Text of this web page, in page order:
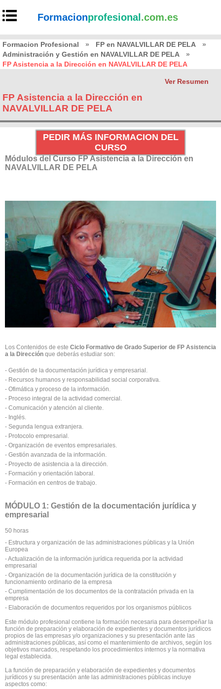
Formacionprofesional .com.es
Formacion Profesional » FP en NAVALVILLAR DE PELA
»
Administración y Gestión en NAVALVILLAR DE PELA
»
FP Asistencia a la Dirección en NAVALVILLAR DE PELA
Ver Resumen
FP Asistencia a la Dirección en
NAVALVILLAR DE PELA
PEDIR MÁS INFORMACION DEL
CURSO
Módulos del Curso FP Asistencia a la Dirección en
NAVALVILLAR DE PELA
Los Contenidos de este Ciclo Formativo de Grado Superior de FP Asistencia
a la Dirección que deberás estudiar son:
- Gestión de la documentación jurídica y empresarial.
- Recursos humanos y responsabilidad social corporativa.
- Ofimática y proceso de la información.
- Proceso integral de la actividad comercial.
- Comunicación y atención al cliente.
- Inglés.
- Segunda lengua extranjera.
- Protocolo empresarial.
- Organización de eventos empresariales.
- Gestión avanzada de la información.
- Proyecto de asistencia a la dirección.
- Formación y orientación laboral.
- Formación en centros de trabajo.
MÓDULO 1: Gestión de la documentación jurídica y
empresarial
50 horas
- Estructura y organización de las administraciones públicas y la Unión
Europea
- Actualización de la información jurídica requerida por la actividad
empresarial
- Organización de la documentación jurídica de la constitución y
funcionamiento ordinario de la empresa
- Cumplimentación de los documentos de la contratación privada en la
empresa
- Elaboración de documentos requeridos por los organismos públicos
Este módulo profesional contiene la formación necesaria para desempeñar la
función de preparación y elaboración de expedientes y documentos jurídicos
propios de las empresas y/o organizaciones y su presentación ante las
administraciones públicas, así como el mantenimiento de archivos, según los
objetivos marcados, respetando los procedimientos internos y la normativa
legal establecida.
La función de preparación y elaboración de expedientes y documentos
jurídicos y su presentación ante las administraciones públicas incluye
aspectos como: